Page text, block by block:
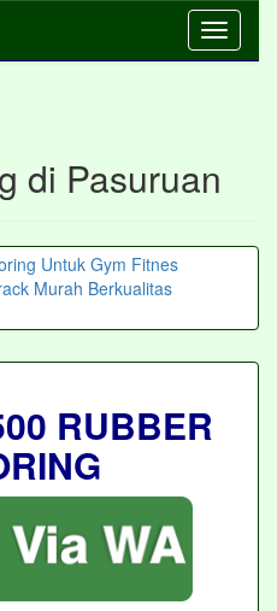
Toggle
di Pasuruan
RUBBER